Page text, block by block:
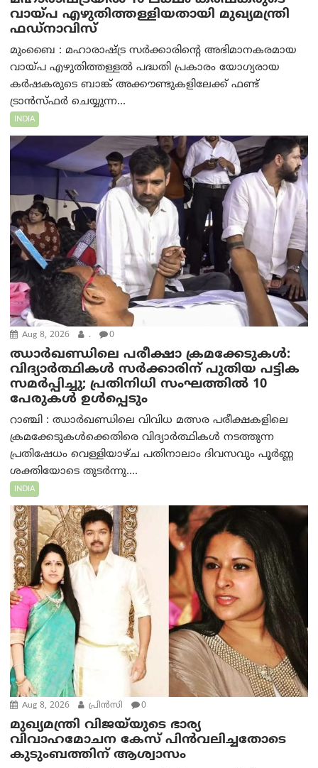
വായ്പ എഴുതിത്തള്ളിയതായി മുഖ്യമന്ത്രി
ഫഡ്‌നാവിസ്
മുംബൈ : മഹാരാഷ്ട്ര സർക്കാരിന്റെ അഭിമാനകരമായ
വായ്പ എഴുതിത്തള്ളൽ പദ്ധതി പ്രകാരം യോഗ്യരായ
കർഷകരുടെ ബാങ്ക് അക്കൗണ്ടുകളിലേക്ക് ഫണ്ട്
ട്രാൻസ്ഫർ ചെയ്യുന്ന...
INDIA
Aug 8, 2026 . 0
ഝാര്‍ഖണ്ഡിലെ പരീക്ഷാ ക്രമക്കേടുകള്‍:
വിദ്യാർത്ഥികൾ സർക്കാരിന് പുതിയ പട്ടിക
സമർപ്പിച്ചു; പ്രതിനിധി സംഘത്തിൽ 10
പേരുകൾ ഉൾപ്പെടും
റാഞ്ചി : ഝാർഖണ്ഡിലെ വിവിധ മത്സര പരീക്ഷകളിലെ
ക്രമക്കേടുകൾക്കെതിരെ വിദ്യാർത്ഥികൾ നടത്തുന്ന
പ്രതിഷേധം വെള്ളിയാഴ്ച പതിനാലാം ദിവസവും പൂർണ്ണ
ശക്തിയോടെ തുടർന്നു....
INDIA
Aug 8, 2026 പ്രിന്‍സി 0
മുഖ്യമന്ത്രി വിജയ്‌യുടെ ഭാര്യ
വിവാഹമോചന കേസ് പിൻവലിച്ചതോടെ
കുടുംബത്തിന് ആശ്വാസം